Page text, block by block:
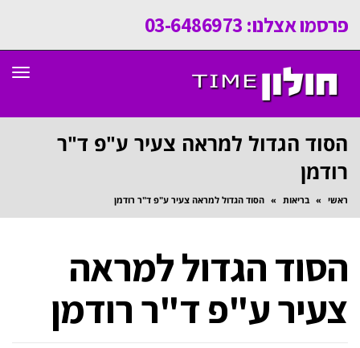
פרסמו אצלנו: 03-6486973
הסוד הגדול למראה צעיר ע"פ ד"ר
רודמן
ראשי » בריאות » הסוד הגדול למראה צעיר ע"פ ד"ר רודמן
הסוד הגדול למראה
צעיר ע"פ ד"ר רודמן